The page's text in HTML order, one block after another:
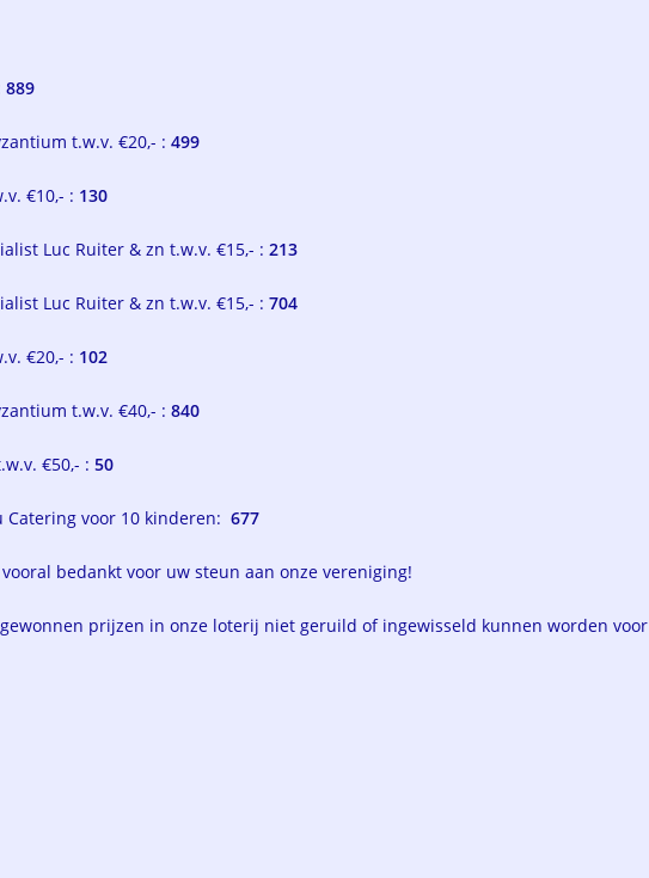
889
t.w.v. €20,- :499
€10,- : 130
Luc Ruiter & zn t.w.v. €15,- : 213
Luc Ruiter & zn t.w.v. €15,- :704
€20,- : 102
t.w.v. €40,- :840
€50,- :50
Catering voor 10 kinderen:677
bedankt voor uw steun aan onze vereniging!
prijzen in onze loterij niet geruild of ingewisseld kunnen worden voor